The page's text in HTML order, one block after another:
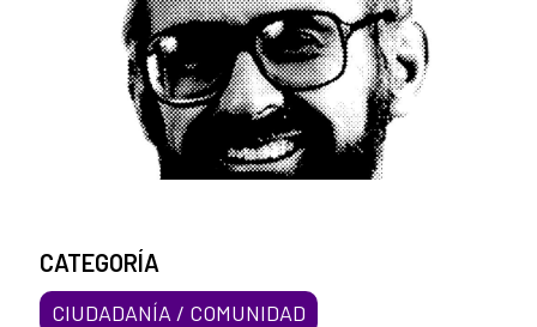
CATEGORÍA
CIUDADANÍA / COMUNIDAD